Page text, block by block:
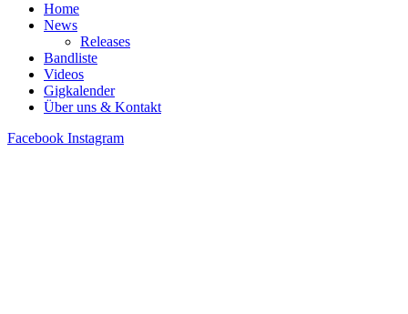
Home
News
Releases
Bandliste
Videos
Gigkalender
Über uns & Kontakt
Facebook Instagram